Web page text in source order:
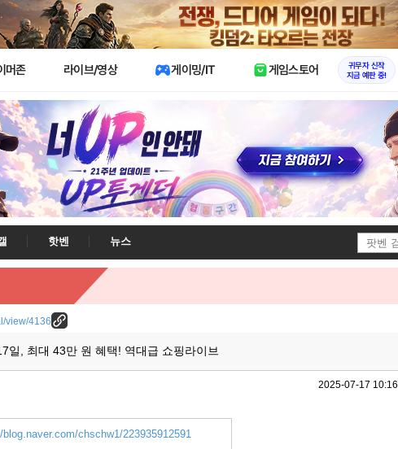
X
머존 라이브/영상 게이밍/IT 게임스토어
귀무자 신작
지금 예판 중!
핫벤
뉴스
view/4136
일, 최대 43만 원 혜택! 역대급 쇼핑라이브
2025-07-17 10:16
blog.naver.com/chschw1/223935912591